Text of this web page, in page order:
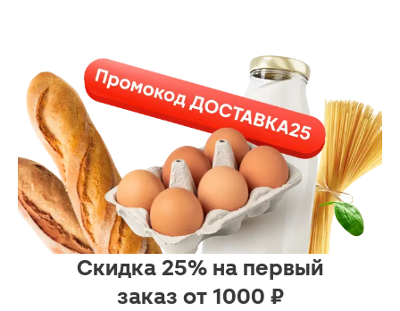
Скидка 25% на первый
заказ от 1000 ₽